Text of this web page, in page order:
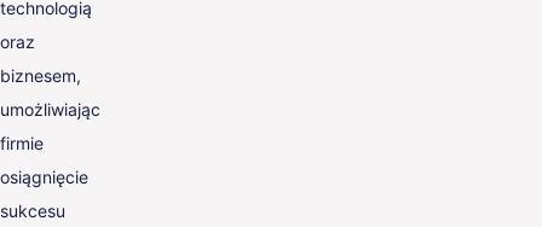
technologią
oraz
biznesem,
umożliwiając
firmie
osiągnięcie
sukcesu